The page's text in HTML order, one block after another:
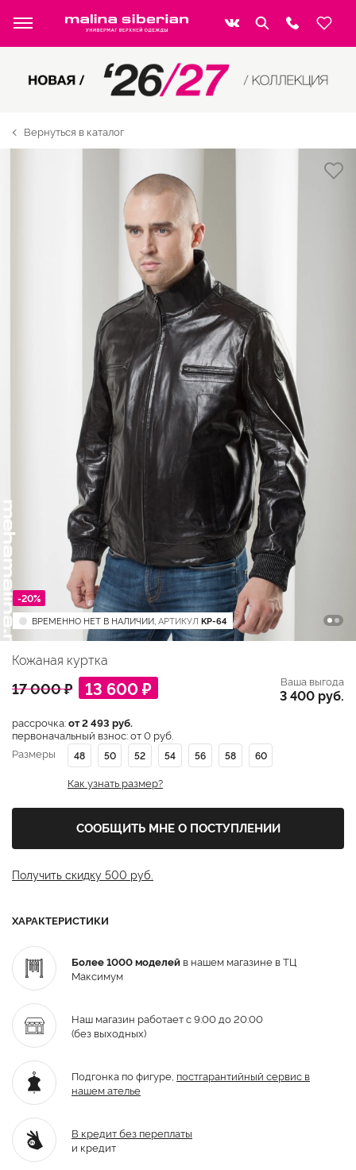
Вернуться в каталог
-20%
ВРЕМЕННО НЕТ В НАЛИЧИИ, АРТИКУЛ KP-64
Кожаная куртка
17 000 ₽ 13 600 ₽ Ваша выгода
3 400 руб.
рассрочка:от 2 493 руб.
первоначальный взнос: от 0 руб.
Размеры
48 50 52 54 56 58 60
Как узнать размер?
СООБЩИТЬ МНЕ О ПОСТУПЛЕНИИ
Получить скидку 500 руб.
ХАРАКТЕРИСТИКИ
Более 1000 моделей в нашем магазине в ТЦ
Максимум
Наш магазин работает с 9:00 до 20:00
(без выходных)
Подгонка по фигуре, постгарантийный сервис в
нашем ателье
В кредит без переплаты
и кредит